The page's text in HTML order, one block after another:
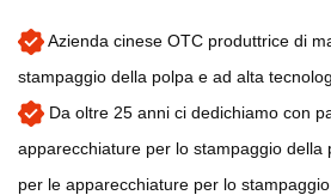
Azienda cinese OTC produttrice di
stampaggio della polpa e ad alta
Da oltre 25 anni ci dedichiamo con
apparecchiature per lo stampaggio della
per le apparecchiature per lo